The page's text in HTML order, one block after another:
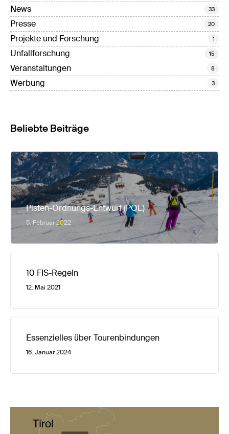
News 33
Presse 20
Projekte und Forschung 1
Unfallforschung 15
Veranstaltungen 8
Werbung 3
Beliebte Beiträge
Pisten-Ordnungs-Entwurf (POE)
5. Februar 2022
10 FIS-Regeln
12. Mai 2021
Essenzielles über Tourenbindungen
16. Januar 2024